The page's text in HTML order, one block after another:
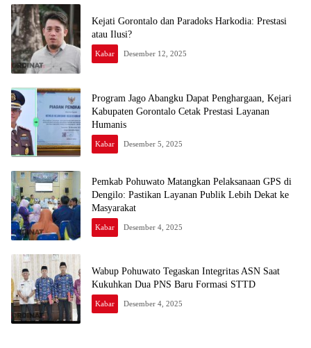
Kejati Gorontalo dan Paradoks Harkodia: Prestasi
atau Ilusi?
Kabar Desember 12, 2025
Program Jago Abangku Dapat Penghargaan, Kejari
Kabupaten Gorontalo Cetak Prestasi Layanan
Humanis
Kabar Desember 5, 2025
Pemkab Pohuwato Matangkan Pelaksanaan GPS di
Dengilo: Pastikan Layanan Publik Lebih Dekat ke
Masyarakat
Kabar Desember 4, 2025
Wabup Pohuwato Tegaskan Integritas ASN Saat
Kukuhkan Dua PNS Baru Formasi STTD
Kabar Desember 4, 2025